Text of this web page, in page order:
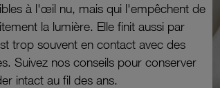
à l'œil nu, mais qui l'empêchent de
la lumière. Elle finit aussi par
trop souvent en contact avec des
Suivez nos conseils pour conserver
intact au fil des ans.